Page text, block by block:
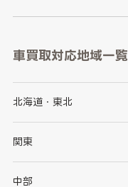
車買取対応地域一覧
北海道・東北
北海道
岩手県
関東
茨城県
中部